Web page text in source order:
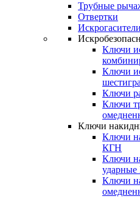
Трубные
Отвертки
Искрогасители
Ключи
Ключи
Ключи
Ключи
Ключи
Ключи
КГН
Ключи
Ключи